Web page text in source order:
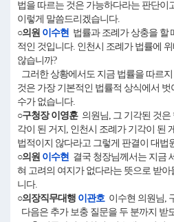
법을 따르는 것은 가능하다라는 판단이
이렇게 말씀드리겠습니다.
○의원 이수현 법률과 조례가 상충을 할
적인 것입니다. 인천시 조례가 법률에
않습니까?
그러한 상황에서도 지금 법률을 따르
것은 가장 기본적인 법률적 상식에서
수가 없습니다.
○구청장 이영훈의원님, 그 기각된 것은
각이 된 거지, 인천시 조례가 기각이 된
법적이지 않다라고 그렇게 판결이 대법
○의원 이수현 결국 청장님께서는 지금
혀 고려의 여지가 없다라는 뜻으로 받
니다.
○의장직무대행 이관호이수현 의원님,
다음은 추가 보충 질문을 두 분까지 받